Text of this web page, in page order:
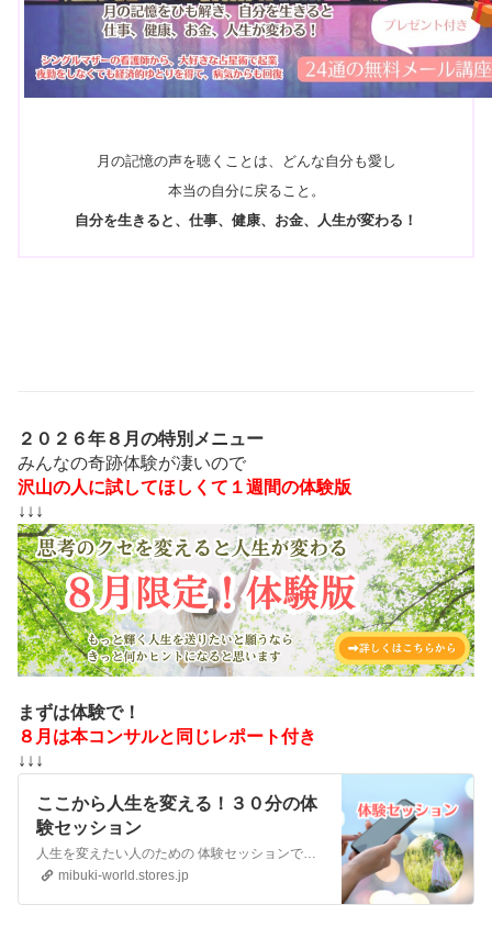
月の記憶の声を聴くことは、どんな自分も愛し
本当の自分に戻ること。
自分を生きると、仕事、健康、お金、人生が変わる！
２０２６年８月の特別メニュー
みんなの奇跡体験が凄いので
沢山の人に試してほしくて１週間の体験版
↓↓↓
まずは体験で！
８月は本コンサルと同じレポート付き
↓↓↓
ここから人生を変える！３０分の体
験セッション
人生を変えたい人のための 体験セッションです。 LINEでの無料通話になります。 ---------------------------------------- 自分の気持ちを話してみたい人 星座に興味がある人 人生に変化がほしい人 自分をもっと知りたい人 ポジティブなエネルギーを感じたい人 運を引き寄せたい人 ぜひ体験してみてくださいね！ …
mibuki-world.stores.jp